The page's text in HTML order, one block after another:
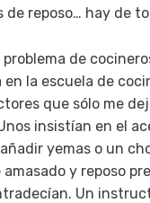
de reposo… hay de
problema de
en la escuela de
que sólo me
insistían en el
yemas o un
y reposo
Un